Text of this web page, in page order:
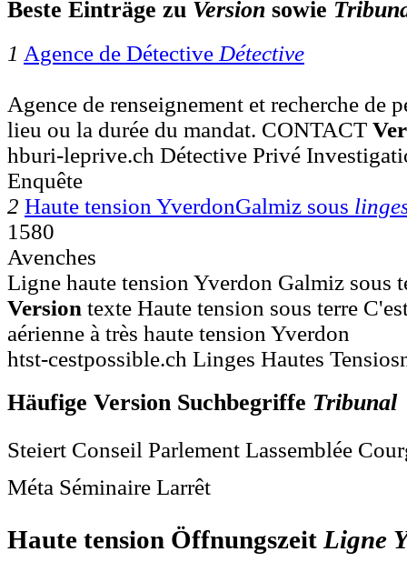
Beste Einträge zu Version sowie
1 Agence de Détective Détective
Agence de renseignement et recherche de
lieu ou la durée du mandat. CONTACT
hburi-leprive.ch Détective Privé
Enquête
2 Haute tension YverdonGalmiz sous
1580
Avenches
Ligne haute tension Yverdon Galmiz sous
Version texte Haute tension sous terre
aérienne à très haute tension Yverdon
htst-cestpossible.ch Linges Hautes
Häufige Version Suchbegriffe Tribunal
Steiert Conseil Parlement Lassemblée
Méta Séminaire Larrêt
Haute tension ÖffnungszeitLigne